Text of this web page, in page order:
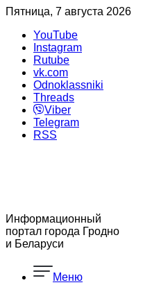
Пятница, 7 августа 2026
YouTube
Instagram
Rutube
vk.com
Odnoklassniki
Threads
Viber
Telegram
RSS
Информационный
портал города Гродно
и Беларуси
Меню